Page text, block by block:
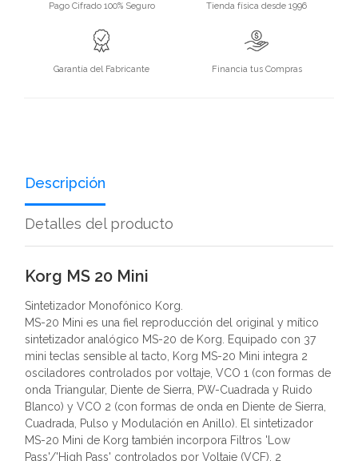
Pago Cifrado 100% Seguro Tienda física desde 1996
Garantía del Fabricante Financia tus Compras
Descripción
Detalles del producto
Korg MS 20 Mini
Sintetizador Monofónico Korg.
MS-20 Mini es una fiel reproducción del original y mítico
sintetizador analógico MS-20 de Korg. Equipado con 37
mini teclas sensible al tacto, Korg MS-20 Mini integra 2
osciladores controlados por voltaje, VCO 1 (con formas de
onda Triangular, Diente de Sierra, PW-Cuadrada y Ruido
Blanco) y VCO 2 (con formas de onda en Diente de Sierra,
Cuadrada, Pulso y Modulación en Anillo). El sintetizador
MS-20 Mini de Korg también incorpora Filtros 'Low
Pass'/'High Pass' controlados por Voltaje (VCF), 2